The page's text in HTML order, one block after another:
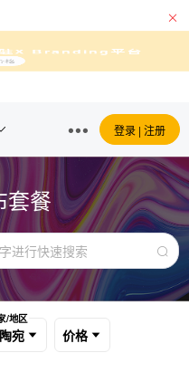
登录 | 注册
套餐
/地区
宛 价格